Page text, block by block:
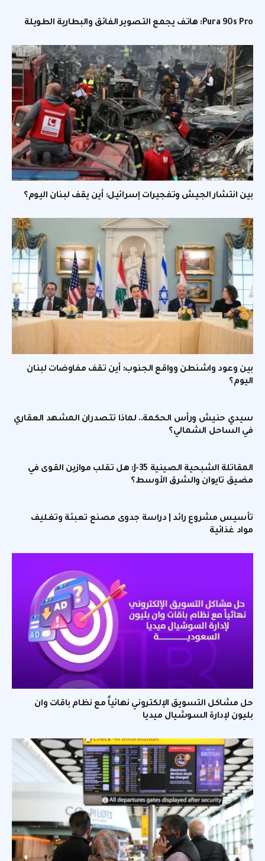
Pura 90s Pro: هاتف يجمع التصوير الفائق والبطارية الطويلة
بين انتشار الجيش وتفجيرات إسرائيل: أين يقف لبنان اليوم؟
بين وعود واشنطن وواقع الجنوب: أين تقف مفاوضات لبنان
اليوم؟
سيدي حنيش ورأس الحكمة.. لماذا تتصدران المشهد العقاري
في الساحل الشمالي؟
المقاتلة الشبحية الصينية J-35: هل تقلب موازين القوى في
مضيق تايوان والشرق الأوسط؟
تأسيس مشروع رائد | دراسة جدوى مصنع تعبئة وتغليف
مواد غذائية
حل مشاكل التسويق الإلكتروني نهائياً مع نظام باقات وان
بليون لإدارة السوشيال ميديا